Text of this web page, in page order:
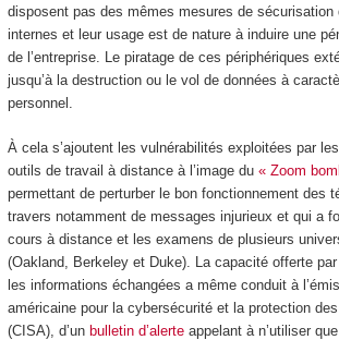
disposent pas des mêmes mesures de sécurisation
internes et leur usage est de nature à induire une
de l’entreprise. Le piratage de ces périphériques
jusqu’à la destruction ou le vol de données à
personnel.
À cela s’ajoutent les vulnérabilités exploitées par
outils de travail à distance à l’image du « Zoom
permettant de perturber le bon fonctionnement des
travers notamment de messages injurieux et qui a
cours à distance et les examens de plusieurs
(Oakland, Berkeley et Duke). La capacité offerte
les informations échangées a même conduit à
américaine pour la cybersécurité et la protection
(CISA), d’un bulletin d’alerteappelant à n’utiliser